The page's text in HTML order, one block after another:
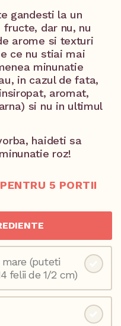
gandesti la un
dar nu, nu
arome si texturi
ce nu stiai mai
minunatie
in cazul de fata,
aromat,
si nu in ultimul
haideti sa
roz!
5 PORTII
(puteti
felii de 1/2 cm)